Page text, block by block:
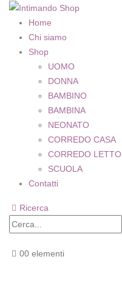
Home
Chi siamo
Shop
UOMO
DONNA
BAMBINO
BAMBINA
NEONATO
CORREDO CASA
CORREDO LETTO
SCUOLA
Contatti
Ricerca
00 elementi